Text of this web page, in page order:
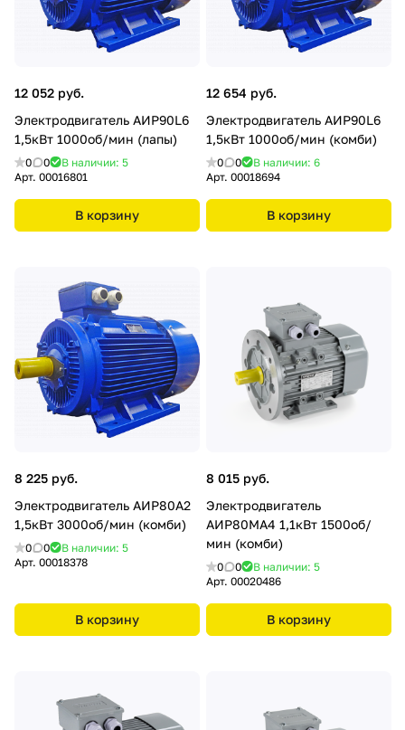
12 052 руб.
Электродвигатель АИР90L6
1,5кВт 1000об/мин (лапы)
0 0
В наличии: 5
Арт. 00016801
В корзину
12 654 руб.
Электродвигатель АИР90L6
1,5кВт 1000об/мин (комби)
0 0
В наличии: 6
Арт. 00018694
В корзину
8 225 руб.
Электродвигатель АИР80А2
1,5кВт 3000об/мин (комби)
0 0
В наличии: 5
Арт. 00018378
В корзину
8 015 руб.
Электродвигатель
АИР80МА4 1,1кВт 1500об/
мин (комби)
0 0
В наличии: 5
Арт. 00020486
В корзину